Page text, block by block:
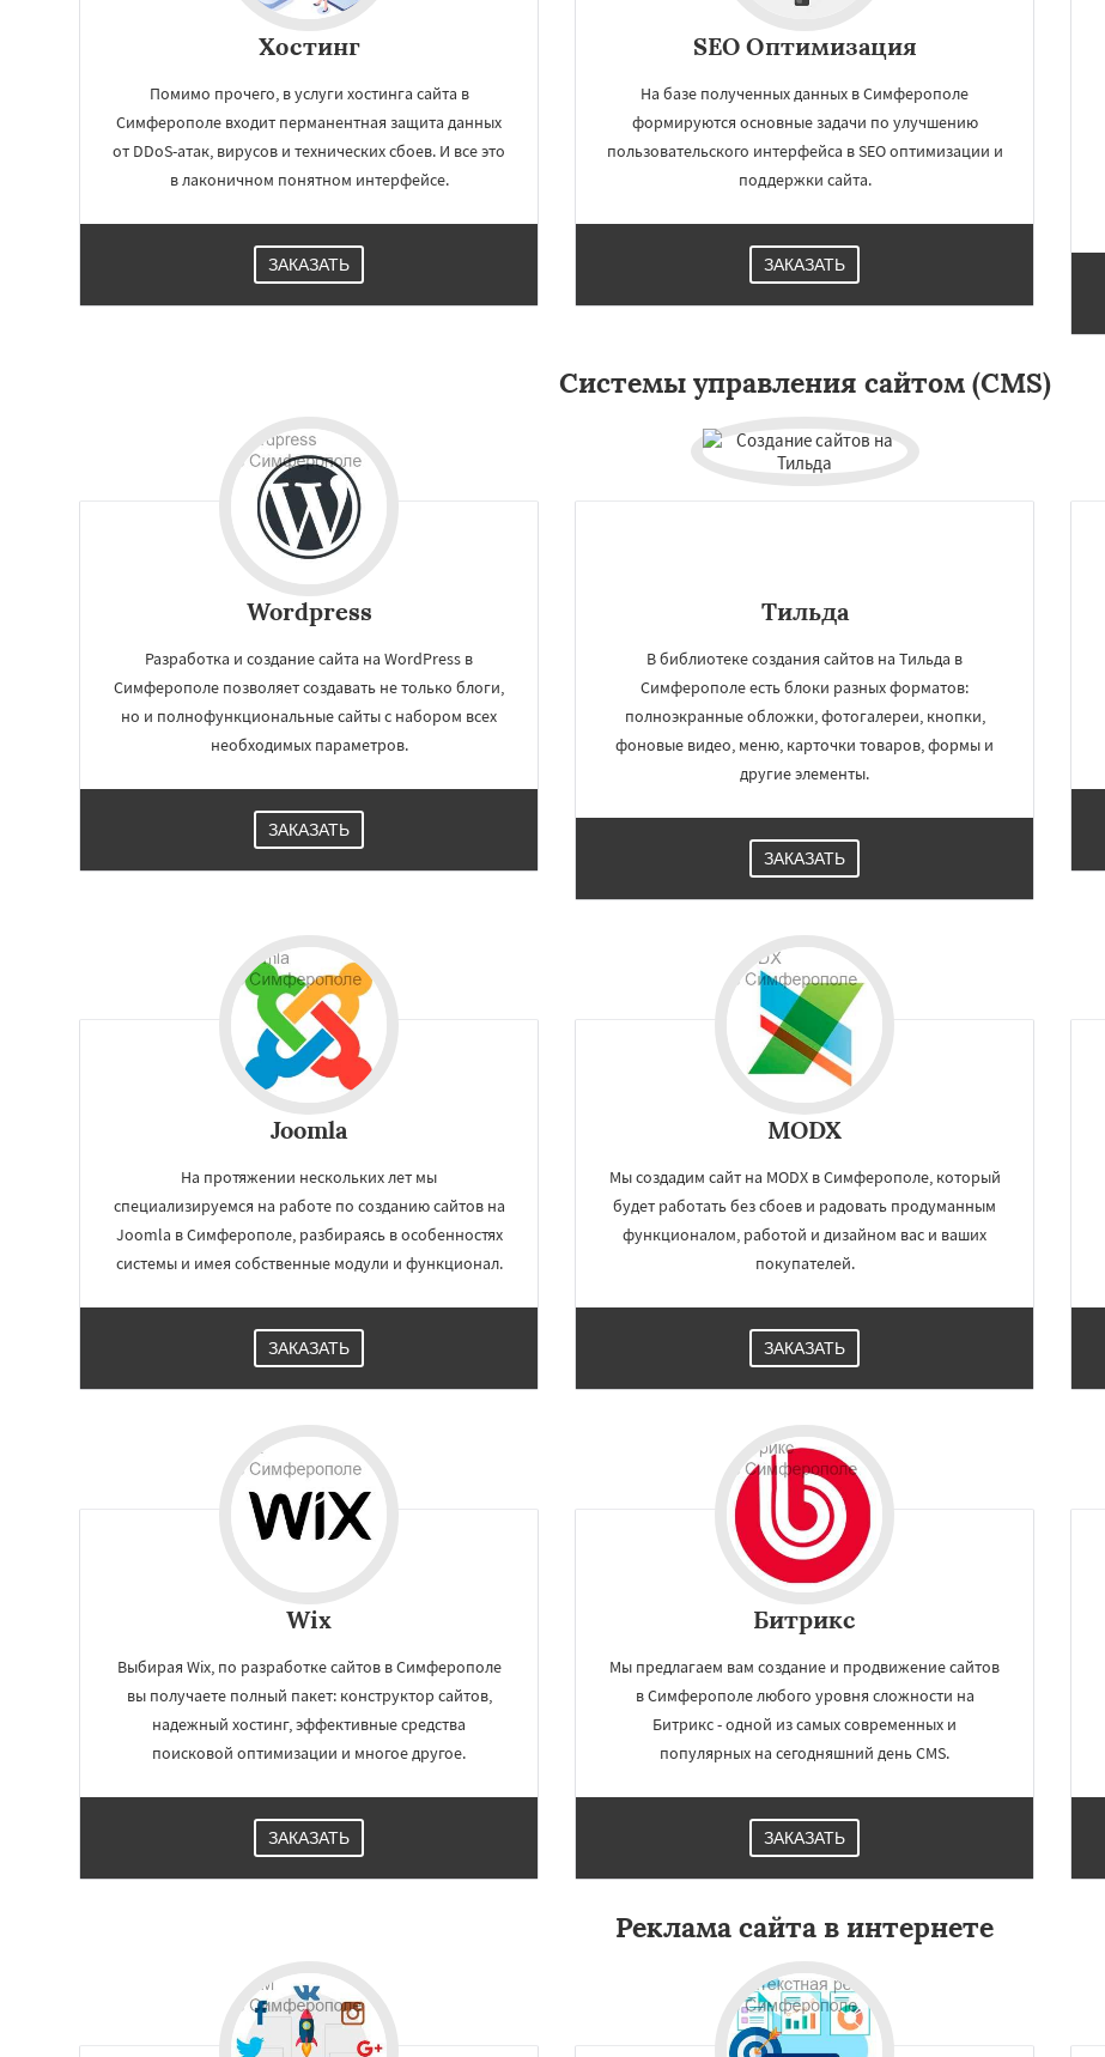
Старый Оскол
Южно-Сахалинск
Хостинг
Помимо прочего, в услуги хостинга сайта в
Симферополе входит перманентная защита данных
от DDoS-атак, вирусов и технических сбоев. И все это
в лаконичном понятном интерфейсе.
ЗАКАЗАТЬ
SEO Оптимизация
На базе полученных данных в Симферополе
формируются основные задачи по улучшению
пользовательского интерфейса в SEO оптимизации и
поддержки сайта.
ЗАКАЗАТЬ
Системы управления сайтом (CMS)
Wordpress
Разработка и создание сайта на WordPress в
Симферополе позволяет создавать не только блоги,
но и полнофункциональные сайты с набором всех
необходимых параметров.
ЗАКАЗАТЬ
Тильда
В библиотеке создания сайтов на Тильда в
Симферополе есть блоки разных форматов:
полноэкранные обложки, фотогалереи, кнопки,
фоновые видео, меню, карточки товаров, формы и
другие элементы.
ЗАКАЗАТЬ
Joomla
На протяжении нескольких лет мы
специализируемся на работе по созданию сайтов на
Joomla в Симферополе, разбираясь в особенностях
системы и имея собственные модули и функционал.
ЗАКАЗАТЬ
MODX
Мы создадим сайт на MODX в Симферополе, который
будет работать без сбоев и радовать продуманным
функционалом, работой и дизайном вас и ваших
покупателей.
ЗАКАЗАТЬ
Wix
Выбирая Wix, по разработке сайтов в Симферополе
вы получаете полный пакет: конструктор сайтов,
надежный хостинг, эффективные средства
поисковой оптимизации и многое другое.
ЗАКАЗАТЬ
Битрикс
Мы предлагаем вам создание и продвижение сайтов
в Симферополе любого уровня сложности на
Битрикс - одной из самых современных и
популярных на сегодняшний день CMS.
ЗАКАЗАТЬ
Реклама сайта в интернете